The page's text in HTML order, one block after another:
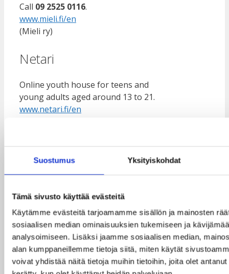
Suostumus Yksityiskohdat
Tämä sivusto käyttää evästeitä
Käytämme evästeitä tarjoamamme sisällön ja mainosten
sosiaalisen median ominaisuuksien tukemiseen ja
analysoimiseen. Lisäksi jaamme sosiaalisen median,
alan kumppaneillemme tietoja siitä, miten käytät
voivat yhdistää näitä tietoja muihin tietoihin, joita olet
Call 09 2525 0116.
www.mieli.fi/en
(Mieli ry)
Netari
Online youth house for teens and
young adults aged around 13 to 21.
www.netari.fi/en
Low-threshold Mental Health Service
promoting mental well-being. Mieppi serves all
residents of Helsinki over the age of 13 and its
services are free of charge.
Mieppi
(City of Helsinki)
Categories
Yleinen